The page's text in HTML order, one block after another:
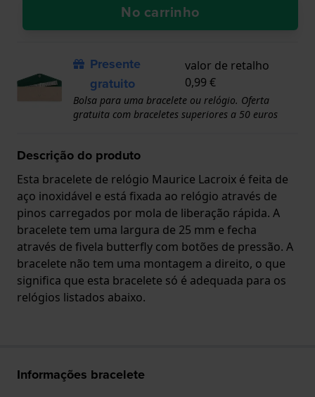
No carrinho
Presente
gratuito
valor de retalho
0,99 €
Bolsa para uma bracelete ou relógio. Oferta
gratuita com braceletes superiores a 50 euros
Descrição do produto
Esta bracelete de relógio Maurice Lacroix é feita de
aço inoxidável e está fixada ao relógio através de
pinos carregados por mola de liberação rápida. A
bracelete tem uma largura de 25 mm e fecha
através de fivela butterfly com botões de pressão. A
bracelete não tem uma montagem a direito, o que
significa que esta bracelete só é adequada para os
relógios listados abaixo.
Informações bracelete